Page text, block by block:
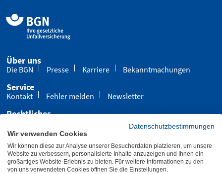
Über uns
Die BGN Presse Karriere Bekanntmachungen
Service
Kontakt Fehler melden Newsletter
Rechtliches
Cookies
Barrierefreiheit
Übersicht Leichte Sprache Gebärdensprache
Datenschutzbestimmungen
Wir verwenden Cookies
Wir können diese zur Analyse unserer Besucherdaten platzieren, um unsere
Website zu verbessern, personalisierte Inhalte anzuzeigen und Ihnen ein
großartiges Website-Erlebnis zu bieten. Für weitere Informationen zu den
von uns verwendeten Cookies öffnen Sie die Einstellungen.